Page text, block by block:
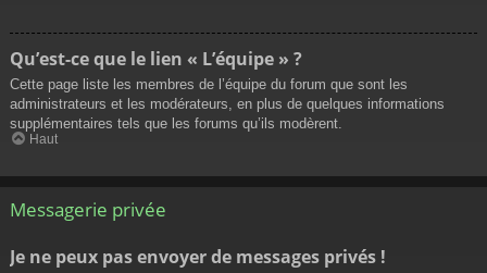
Qu’est-ce que le lien « L’équipe » ?
Cette page liste les membres de l’équipe du forum que sont les
administrateurs et les modérateurs, en plus de quelques informations
supplémentaires tels que les forums qu’ils modèrent.
Haut
Messagerie privée
Je ne peux pas envoyer de messages privés !